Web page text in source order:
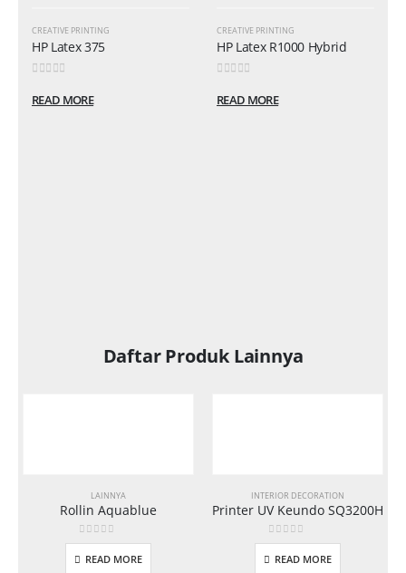
wishlist
CREATIVE PRINTING
HP Latex 375
READ MORE
CREATIVE PRINTING
HP Latex R1000 Hybrid
READ MORE
Daftar Produk Lainnya
LAINNYA
Rollin Aquablue
0out of 5
READ MORE
INTERIOR DECORATION
Printer UV Keundo SQ3200H
0out of 5
READ MORE